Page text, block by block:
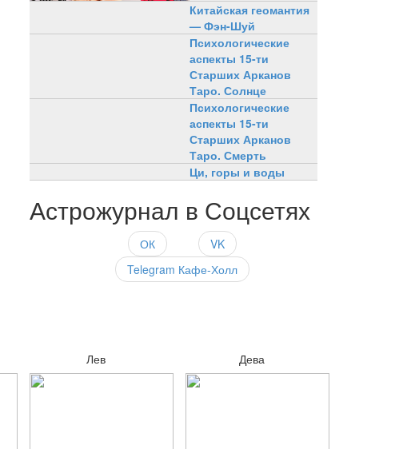
Китайская геомантия
— Фэн-Шуй
Психологические
аспекты 15-ти
Старших Арканов
Таро. Солнце
Психологические
аспекты 15-ти
Старших Арканов
Таро. Смерть
Ци, горы и воды
Астрожурнал в Соцсетях
ОК
VK
Telegram Кафе-Холл
Лев Дева